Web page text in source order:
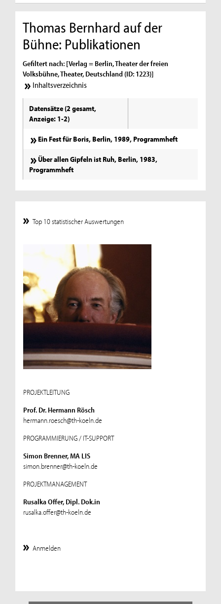
Thomas Bernhard auf der
Bühne: Publikationen
Gefiltert nach: [Verlag = Berlin, Theater der freien
Volksbühne, Theater, Deutschland (ID: 1223)]
Inhaltsverzeichnis
Datensätze (2 gesamt,
Anzeige: 1-2)
Ein Fest für Boris, Berlin, 1989, Programmheft
Über allen Gipfeln ist Ruh, Berlin, 1983,
Programmheft
Top 10 statistischer Auswertungen
PROJEKTLEITUNG
Prof. Dr. Hermann Rösch
hermann.roesch@th-koeln.de
PROGRAMMIERUNG / IT-SUPPORT
Simon Brenner, MA LIS
simon.brenner@th-koeln.de
PROJEKTMANAGEMENT
Rusalka Offer, Dipl. Dok.in
rusalka.offer@th-koeln.de
Anmelden